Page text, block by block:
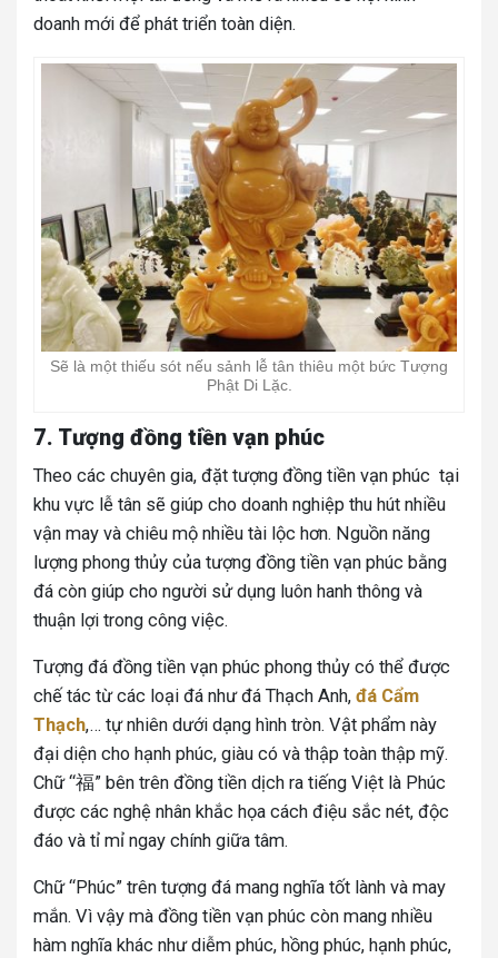
doanh mới để phát triển toàn diện.
Sẽ là một thiếu sót nếu sảnh lễ tân thiêu một bức Tượng
Phật Di Lặc.
7. Tượng đồng tiền vạn phúc
Theo các chuyên gia, đặt tượng đồng tiền vạn phúc tại
khu vực lễ tân sẽ giúp cho doanh nghiệp thu hút nhiều
vận may và chiêu mộ nhiều tài lộc hơn. Nguồn năng
lượng phong thủy của tượng đồng tiền vạn phúc bằng
đá còn giúp cho người sử dụng luôn hanh thông và
thuận lợi trong công việc.
Tượng đá đồng tiền vạn phúc phong thủy có thể được
chế tác từ các loại đá như đá Thạch Anh, đá Cẩm
Thạch,… tự nhiên dưới dạng hình tròn. Vật phẩm này
đại diện cho hạnh phúc, giàu có và thập toàn thập mỹ.
Chữ “福” bên trên đồng tiền dịch ra tiếng Việt là Phúc
được các nghệ nhân khắc họa cách điệu sắc nét, độc
đáo và tỉ mỉ ngay chính giữa tâm.
Chữ “Phúc” trên tượng đá mang nghĩa tốt lành và may
mắn. Vì vậy mà đồng tiền vạn phúc còn mang nhiều
hàm nghĩa khác như diễm phúc, hồng phúc, hạnh phúc,